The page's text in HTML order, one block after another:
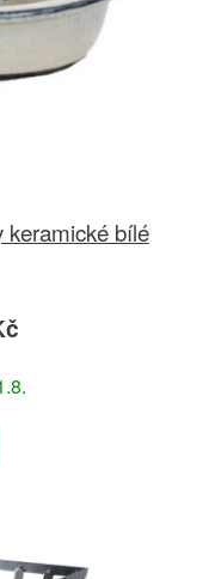
keramické bílé